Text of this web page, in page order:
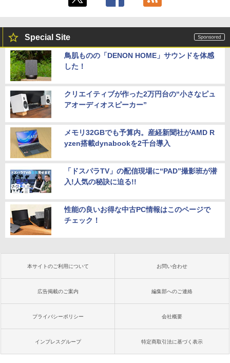
Special Site
鳥肌ものの「DENON HOME」サウンドを体感
した！
クリエイティブが作った2万円台の“小さなピュ
アオーディオスピーカー”
メモリ32GBでも予算内。産経新聞社がAMD R
yzen搭載dynabookを2千台導入
「ドスパラTV」の配信現場に“PAD”撮影班が潜
入!人気の秘訣に迫る!!
性能の良いお得な中古PC情報はこのページで
チェック！
本サイトのご利用について お問い合わせ
広告掲載のご案内 編集部へのご連絡
プライバシーポリシー 会社概要
インプレスグループ 特定商取引法に基づく表示